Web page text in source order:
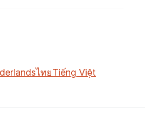
ไทยTiếng Việt